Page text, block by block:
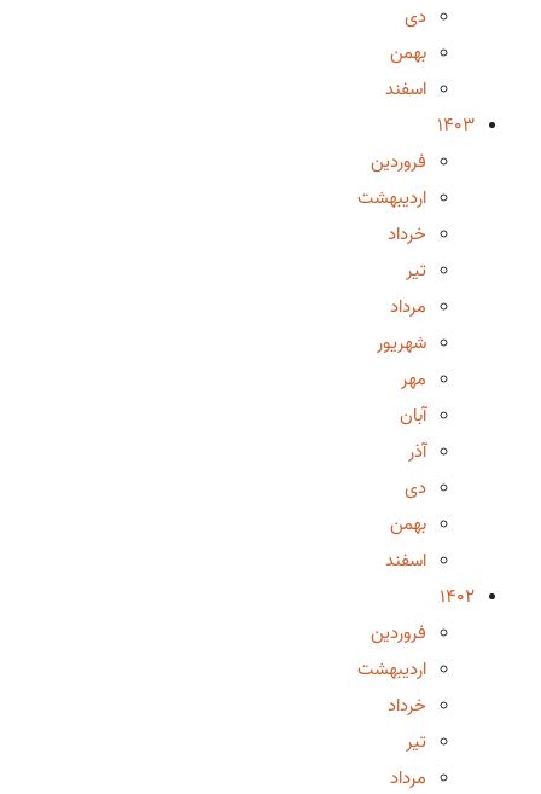
دی
بهمن
اسفند
1403
فروردین
اردیبهشت
خرداد
تیر
مرداد
شهریور
مهر
آبان
آذر
دی
بهمن
اسفند
1402
فروردین
اردیبهشت
خرداد
تیر
مرداد